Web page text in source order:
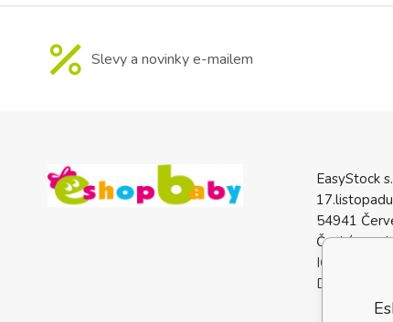
Slevy a novinky e-mailem
EasyStock
54941
Česká
IČO:
DIČ: